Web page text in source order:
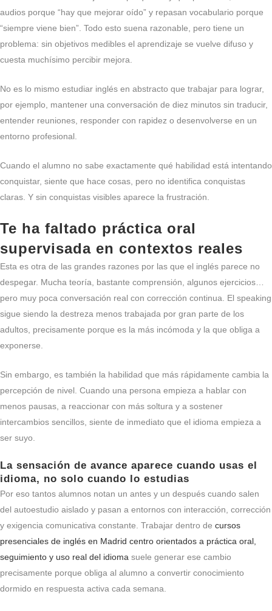
audios porque “hay que mejorar oído” y repasan vocabulario porque
“siempre viene bien”. Todo esto suena razonable, pero tiene un
problema: sin objetivos medibles el aprendizaje se vuelve difuso y
cuesta muchísimo percibir mejora.
No es lo mismo estudiar inglés en abstracto que trabajar para lograr,
por ejemplo, mantener una conversación de diez minutos sin traducir,
entender reuniones, responder con rapidez o desenvolverse en un
entorno profesional.
Cuando el alumno no sabe exactamente qué habilidad está intentando
conquistar, siente que hace cosas, pero no identifica conquistas
claras. Y sin conquistas visibles aparece la frustración.
Te ha faltado práctica oral
supervisada en contextos reales
Esta es otra de las grandes razones por las que el inglés parece no
despegar. Mucha teoría, bastante comprensión, algunos ejercicios…
pero muy poca conversación real con corrección continua. El speaking
sigue siendo la destreza menos trabajada por gran parte de los
adultos, precisamente porque es la más incómoda y la que obliga a
exponerse.
Sin embargo, es también la habilidad que más rápidamente cambia la
percepción de nivel. Cuando una persona empieza a hablar con
menos pausas, a reaccionar con más soltura y a sostener
intercambios sencillos, siente de inmediato que el idioma empieza a
ser suyo.
La sensación de avance aparece cuando usas el
idioma, no solo cuando lo estudias
Por eso tantos alumnos notan un antes y un después cuando salen
del autoestudio aislado y pasan a entornos con interacción, corrección
y exigencia comunicativa constante. Trabajar dentro de cursos
presenciales de inglés en Madrid centro orientados a práctica oral,
seguimiento y uso real del idioma suele generar ese cambio
precisamente porque obliga al alumno a convertir conocimiento
dormido en respuesta activa cada semana.